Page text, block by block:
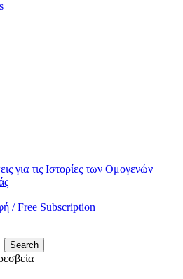
για τις Ιστορίες των Ομογενών
/ Free Subscription